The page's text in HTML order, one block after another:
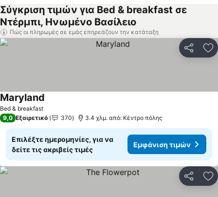
Σύγκριση τιμών για Bed & breakfast σε
Ντέρμπι, Ηνωμένο Βασίλειο
Πώς οι πληρωμές σε εμάς επηρεάζουν την κατάταξη
Bed & breakfast
Maryland
9,0 Εξαιρετικό 370 3.4 χλμ. από: Κέντρο πόλης
Επιλέξτε ημερομηνίες, για να
δείτε τις ακριβείς τιμές
Εμφάνιση τιμών